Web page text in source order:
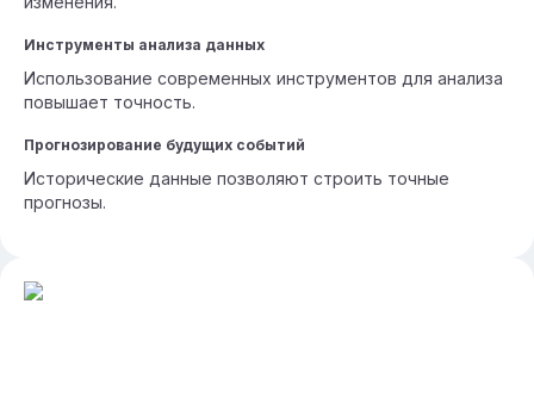
Инструменты анализа данных
Использование современных инструментов для анализа
повышает точность.
Прогнозирование будущих событий
Исторические данные позволяют строить точные
прогнозы.